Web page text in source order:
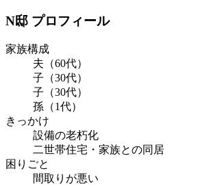
N邸 プロフィール
家族構成
夫（60代）
子（30代）
子（30代）
孫（1代）
きっかけ
設備の老朽化
二世帯住宅・家族との同居
困りごと
間取りが悪い